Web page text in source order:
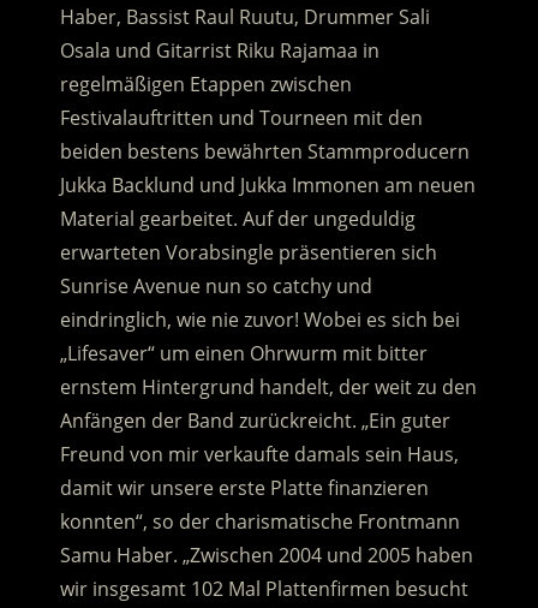
Haber, Bassist Raul Ruutu, Drummer Sali
Osala und Gitarrist Riku Rajamaa in
regelmäßigen Etappen zwischen
Festivalauftritten und Tourneen mit den
beiden bestens bewährten Stammproducern
Jukka Backlund und Jukka Immonen am neuen
Material gearbeitet. Auf der ungeduldig
erwarteten Vorabsingle präsentieren sich
Sunrise Avenue nun so catchy und
eindringlich, wie nie zuvor! Wobei es sich bei
„Lifesaver“ um einen Ohrwurm mit bitter
ernstem Hintergrund handelt, der weit zu den
Anfängen der Band zurückreicht. „Ein guter
Freund von mir verkaufte damals sein Haus,
damit wir unsere erste Platte finanzieren
konnten“, so der charismatische Frontmann
Samu Haber. „Zwischen 2004 und 2005 haben
wir insgesamt 102 Mal Plattenfirmen besucht